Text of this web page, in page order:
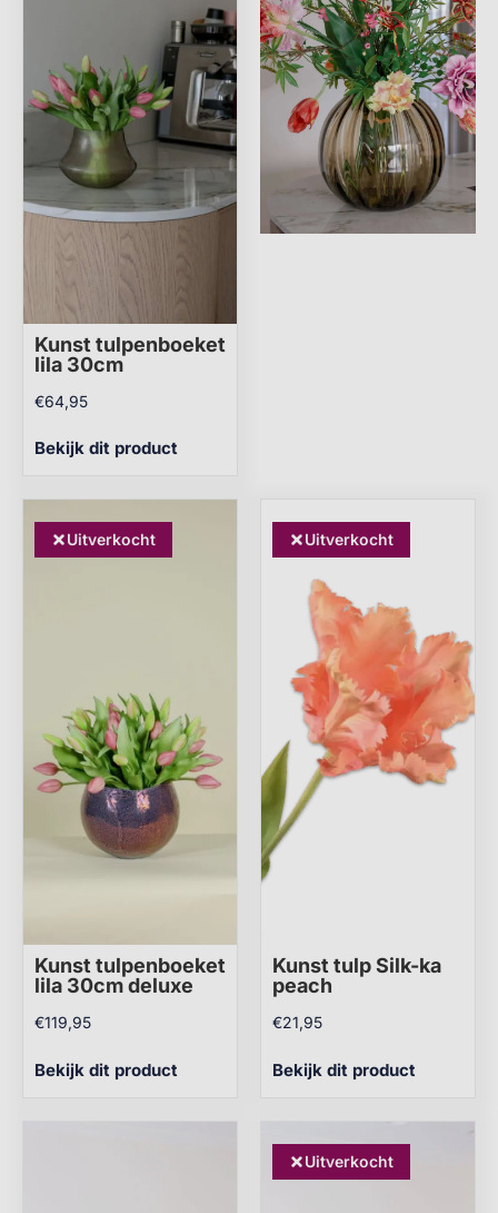
Kunst tulpenboeket
lila 30cm
€64,95
Bekijk dit product
Uitverkocht
Kunst tulpenboeket
lila 30cm deluxe
€119,95
Bekijk dit product
Uitverkocht
Kunst tulp Silk-ka
peach
€21,95
Bekijk dit product
Uitverkocht